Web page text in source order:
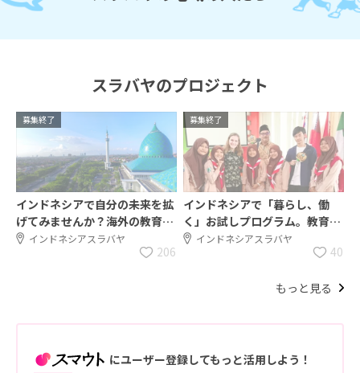
スラバヤのプロジェクト
募集終了
インドネシアで自分の未来を拡
げてみませんか？海外の教育現
場で「働く」お試し移住プログ
インドネシアスラバヤ
206
募集終了
インドネシアで「暮らし、働
く」お試しプログラム。教育現
場で文化の架け橋を担ってみま
インドネシアスラバヤ
40
もっと見る
にユーザー登録してもっと活用しよう！